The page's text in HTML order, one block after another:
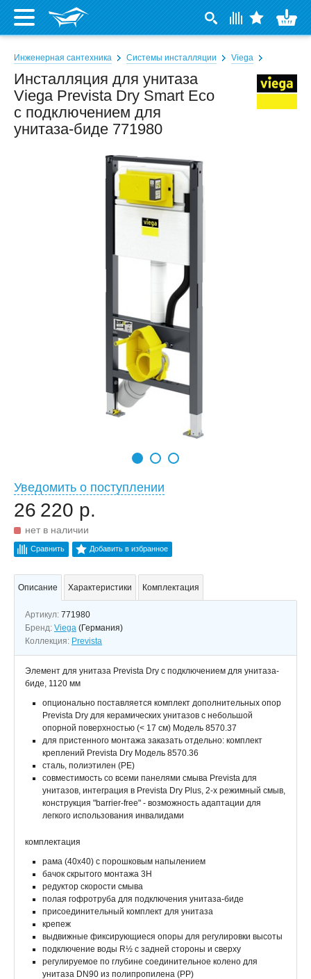
Инженерная сантехника Системы инсталляции Viega
Инсталляция для унитаза
Viega Prevista Dry Smart Eco
с подключением для
унитаза-биде 771980
Уведомить о поступлении
26 220 р.
нет в наличии
Сравнить Добавить в избранное
Описание Характеристики Комплектация
Артикул: 771980
Бренд: Viega (Германия)
Коллекция: Prevista
Элемент для унитаза Prevista Dry с подключением для унитаза-
биде, 1120 мм
опционально поставляется комплект дополнительных опор
Prevista Dry для керамических унитазов с небольшой
опорной поверхностью (< 17 см) Модель 8570.37
для пристенного монтажа заказать отдельно: комплект
креплений Prevista Dry Модель 8570.36
сталь, полиэтилен (PE)
совместимость со всеми панелями смыва Prevista для
унитазов, интеграция в Prevista Dry Plus, 2-х режимный смыв,
конструкция "barrier-​free" - возможность адаптации для
легкого использования инвалидами
комплектация
рама (40х40) с порошковым напылением
бачок скрытого монтажа 3H
редуктор скорости смыва
полая гофротруба для подключения унитаза-биде
присоединительный комплект для унитаза
крепеж
выдвижные фиксирующиеся опоры для регулировки высоты
подключение воды R½ с задней стороны и сверху
регулируемое по глубине соединительное колено для
унитаза DN90 из полипропилена (PP)